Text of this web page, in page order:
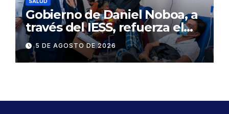
Gobierno de Daniel Noboa, a
través del IESS, refuerza el
abastecimiento de insulina
en 86 establecimientos de
salud
5 DE AGOSTO DE 2026